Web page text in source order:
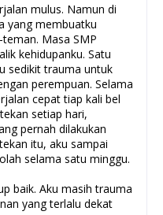
mulus. Namun di
yang membuatku
Masa SMP
kehidupanku. Satu
sedikit trauma untuk
perempuan. Selama
cepat tiap kali bel
setiap hari,
pernah dilakukan
itu, aku sampai
selama satu minggu.
baik. Aku masih trauma
yang terlalu dekat